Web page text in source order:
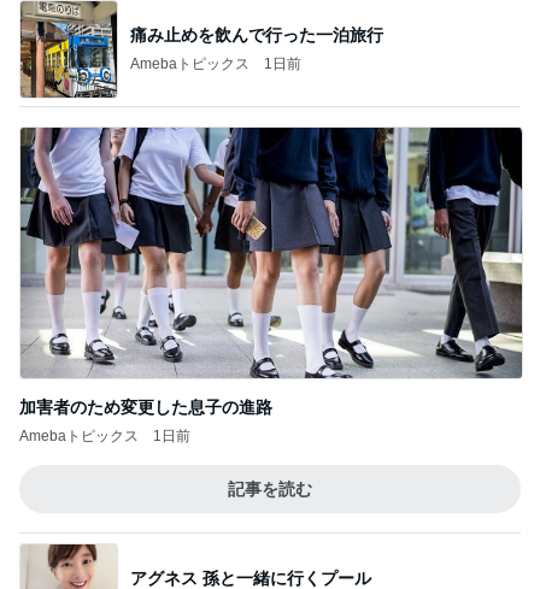
痛み止めを飲んで行った一泊旅行
Amebaトピックス 1日前
加害者のため変更した息子の進路
Amebaトピックス 1日前
記事を読む
アグネス 孫と一緒に行くプール